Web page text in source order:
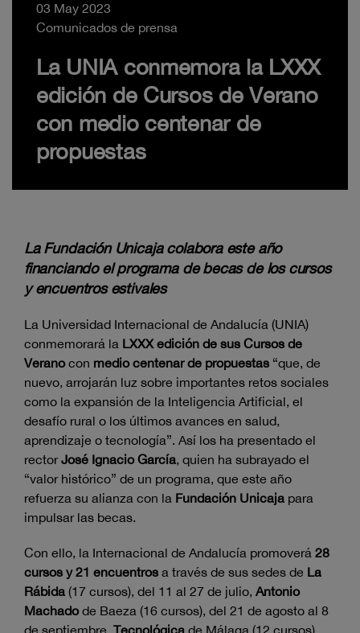
03 May 2023
Comunicados de prensa
La UNIA conmemora la LXXX
edición de Cursos de Verano
con medio centenar de
propuestas
La Fundación Unicaja colabora este año
financiando el programa de becas de los cursos
y encuentros estivales
La Universidad Internacional de Andalucía (UNIA)
conmemorará la LXXX edición de sus Cursos de
Veranocon medio centenar de propuestas “que, de
nuevo, arrojarán luz sobre importantes retos sociales
como la expansión de la Inteligencia Artificial, el
desafío rural o los últimos avances en salud,
aprendizaje o tecnología”. Así los ha presentado el
rectorJosé Ignacio García, quien ha subrayado el
“valor histórico” de un programa, que este año
refuerza su alianza con la Fundación Unicaja para
impulsar las becas.
Con ello, la Internacional de Andalucía promoverá 28
cursos y 21 encuentros a través de sus sedes de La
Rábida (17 cursos), del 11 al 27 de julio, Antonio
Machadode Baeza (16 cursos), del 21 de agosto al 8
de septiembre, Tecnológica de Málaga (12 cursos),